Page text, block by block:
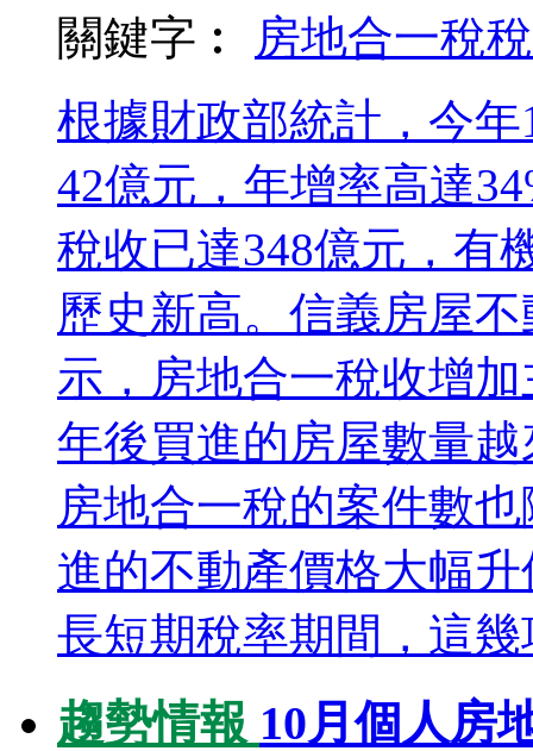
關鍵字︰
房地合一稅
根據財政部統計，今
42億元，年增率高達
稅收已達348億元，有
歷史新高。信義房屋
示，房地合一稅收增
年後買進的房屋數量
房地合一稅的案件數
進的不動產價格大幅
長短期稅率期間，這幾
趨勢情報 10月個人房